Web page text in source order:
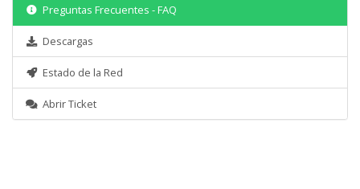
Preguntas Frecuentes - FAQ
Descargas
Estado de la Red
Abrir Ticket